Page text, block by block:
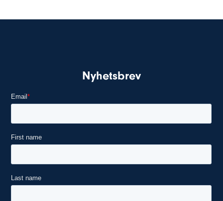
Nyhetsbrev